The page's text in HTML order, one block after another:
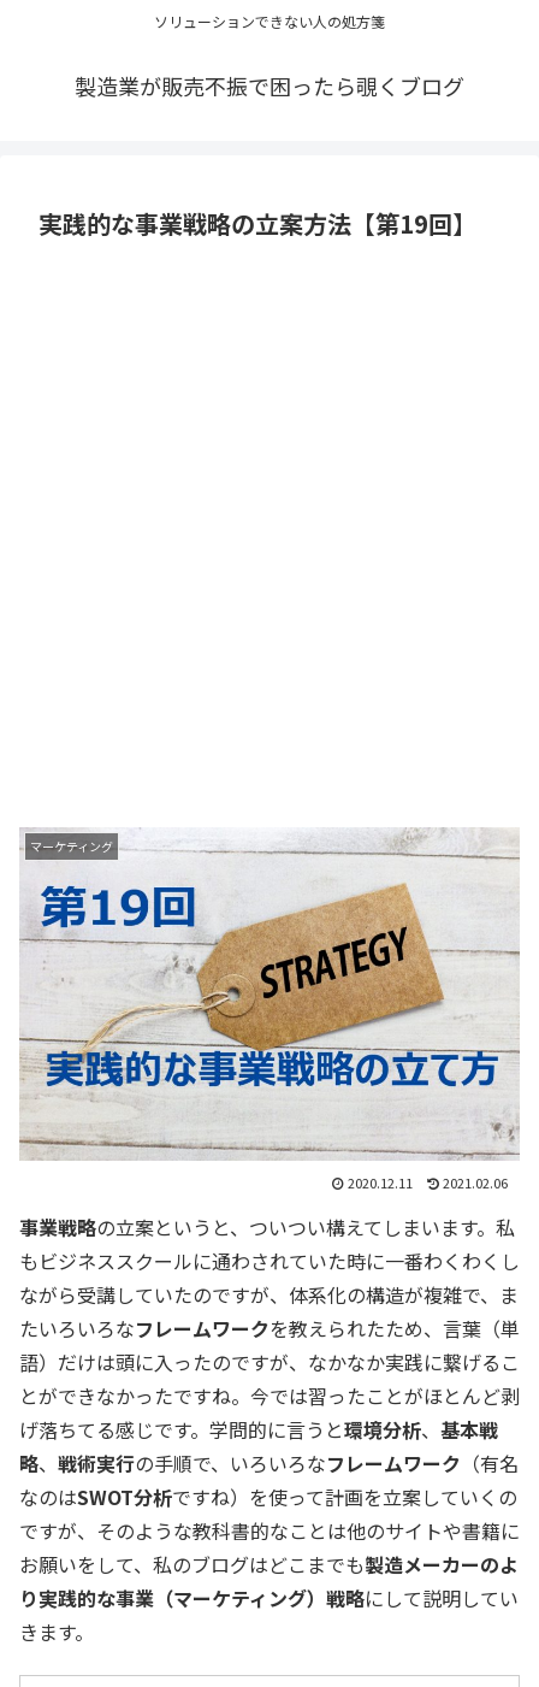
ソリューションできない人の処方箋
製造業が販売不振で困ったら覗くブログ
実践的な事業戦略の立案方法【第19回】
マーケティング
2020.12.11 2021.02.06
事業戦略の立案というと、ついつい構えてしまいます。私
もビジネススクールに通わされていた時に一番わくわくし
ながら受講していたのですが、体系化の構造が複雑で、ま
たいろいろなフレームワークを教えられたため、言葉（単
語）だけは頭に入ったのですが、なかなか実践に繋げるこ
とができなかったですね。今では習ったことがほとんど剥
げ落ちてる感じです。学問的に言うと環境分析、 基本戦
略、 戦術実行の手順で、いろいろなフレームワーク （有名
なのはSWOT分析ですね）を使って計画を立案していくの
ですが、そのような教科書的なことは他のサイトや書籍に
お願いをして、私のブログはどこまでも製造メーカーのよ
り実践的な事業（マーケティング）戦略にして説明してい
きます。